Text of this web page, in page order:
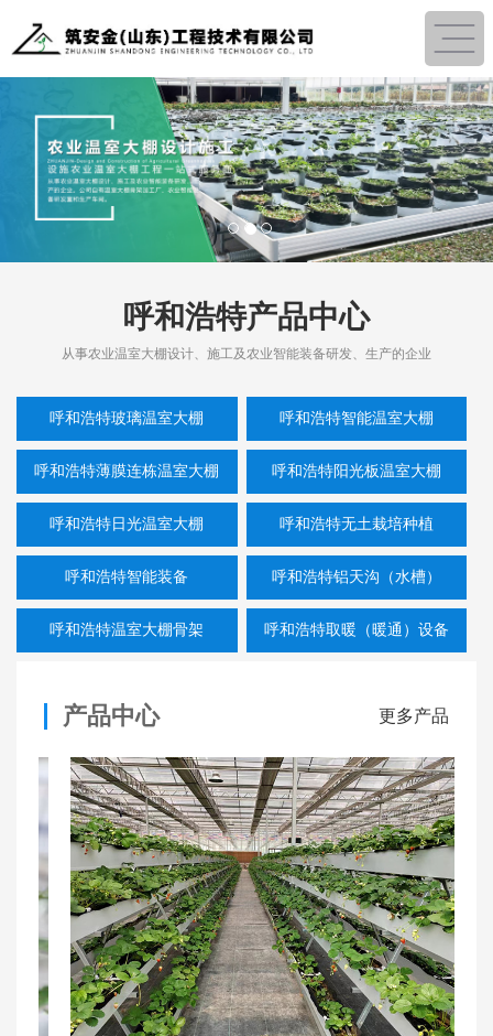
1 2 3
呼和浩特产品中心
从事农业温室大棚设计、施工及农业智能装备研发、生产的企业
呼和浩特玻璃温室大棚 呼和浩特智能温室大棚
呼和浩特薄膜连栋温室大棚 呼和浩特阳光板温室大棚
呼和浩特日光温室大棚 呼和浩特无土栽培种植
呼和浩特智能装备 呼和浩特铝天沟（水槽）
呼和浩特温室大棚骨架 呼和浩特取暖（暖通）设备
产品中心 更多产品